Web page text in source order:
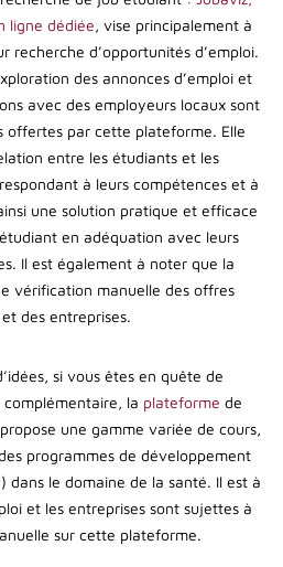
ligne dédiée, vise principalement à
recherche d’opportunités d’emploi.
des annonces d’emploi et
avec des employeurs locaux sont
offertes par cette plateforme. Elle
entre les étudiants et les
à leurs compétences et à
une solution pratique et efficace
en adéquation avec leurs
Il est également à noter que la
vérification manuelle des offres
et des entreprises.
si vous êtes en quête de
la plateforme de
une gamme variée de cours,
programmes de développement
dans le domaine de la santé. Il est à
et les entreprises sont sujettes à
sur cette plateforme.